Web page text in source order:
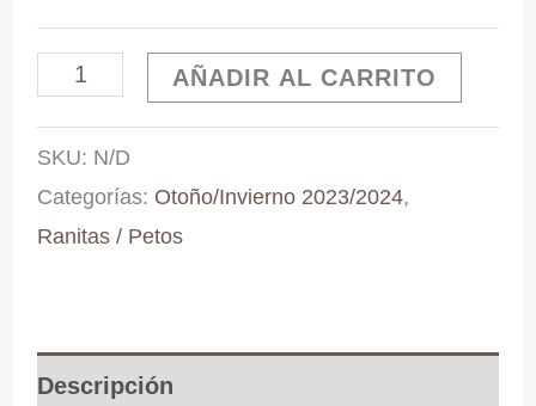
era:
12,00 €.
es:
10,20 €.
Cubrepañal
estampado
cantidad
AÑADIR AL CARRITO
SKU: N/D
Categorías: Otoño/Invierno 2023/2024,
Ranitas / Petos
Descripción